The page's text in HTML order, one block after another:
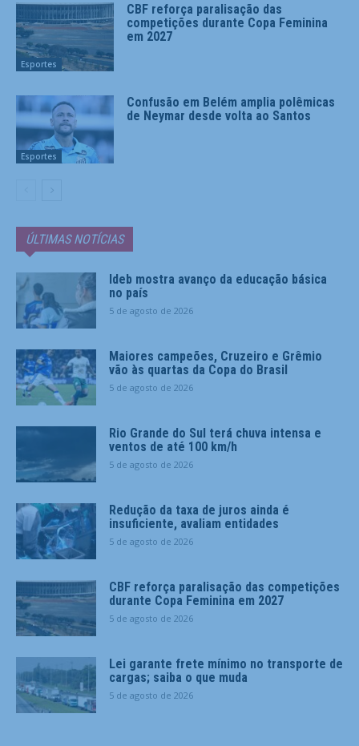
Esportes
CBF reforça paralisação das
competições durante Copa Feminina
em 2027
Esportes
Confusão em Belém amplia polêmicas
de Neymar desde volta ao Santos
ÚLTIMAS NOTÍCIAS
Ideb mostra avanço da educação básica
no país
5 de agosto de 2026
Maiores campeões, Cruzeiro e Grêmio
vão às quartas da Copa do Brasil
5 de agosto de 2026
Rio Grande do Sul terá chuva intensa e
ventos de até 100 km/h
5 de agosto de 2026
Redução da taxa de juros ainda é
insuficiente, avaliam entidades
5 de agosto de 2026
CBF reforça paralisação das competições
durante Copa Feminina em 2027
5 de agosto de 2026
Lei garante frete mínimo no transporte de
cargas; saiba o que muda
5 de agosto de 2026